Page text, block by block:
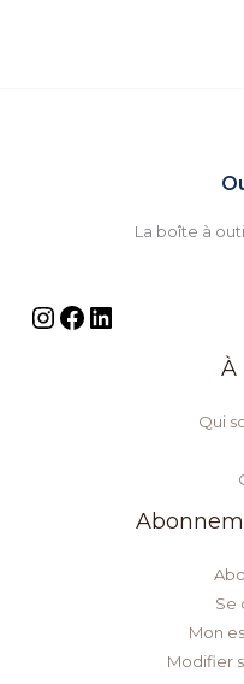
La boîte à
À
Qui
Se
Mon
Modifier